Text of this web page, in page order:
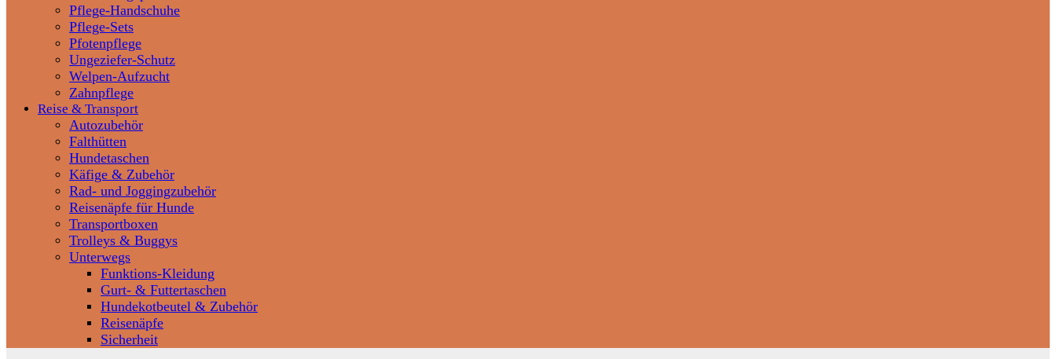
Pflege-Handschuhe
Pflege-Sets
Pfotenpflege
Ungeziefer-Schutz
Welpen-Aufzucht
Zahnpflege
Reise & Transport
Autozubehör
Falthütten
Hundetaschen
Käfige & Zubehör
Rad- und Joggingzubehör
Reisenäpfe für Hunde
Transportboxen
Trolleys & Buggys
Unterwegs
Funktions-Kleidung
Gurt- & Futtertaschen
Hundekotbeutel & Zubehör
Reisenäpfe
Sicherheit